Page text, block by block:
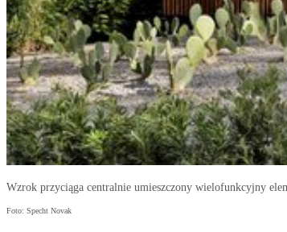
Wzrok przyciąga centralnie umieszczony wielofunkcyjny
Foto: Specht Novak